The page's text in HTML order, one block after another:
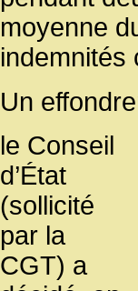
moyenne
indemnités
Un
le Conseil
d’État
(sollicité
par la
CGT) a